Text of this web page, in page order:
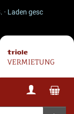
geschlossen ·
VERMIETUNG